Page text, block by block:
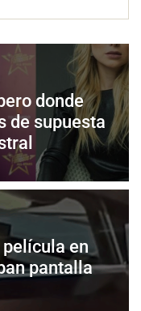
donde
de supuesta
en
pantalla